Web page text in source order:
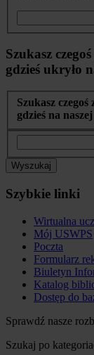
Szukasz
gdzieś ukryło
Szukasz
gdzieś na
Wyszukaj
Szybkie linki
Wirtualna
Mój USWPS
Poczta
Formularz
Biuletyn
Katalog
Dostęp do
Sprawdź nasze
Szukaj po